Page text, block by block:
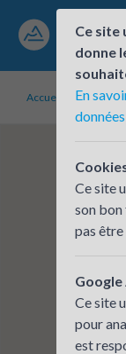
Accueil
Ce site
donne
En
Ce site
son
pas
Ce site
pour
est